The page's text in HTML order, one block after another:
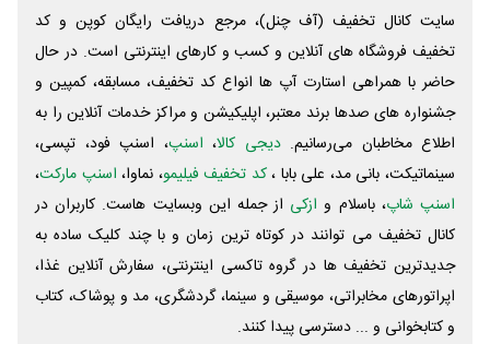
سایت کانال تخفیف (آف چنل)، مرجع دریافت رایگان کوپن و کد
تخفیف فروشگاه های آنلاین و کسب و‌ کارهای اینترنتی است. در حال
حاضر با همراهی استارت آپ ها انواع کد تخفیف، مسابقه، کمپین و
جشنواره های صدها برند معتبر، اپلیکیشن و مراکز خدمات آنلاین را به
اطلاع مخاطبان می‌رسانیم. دیجی کالا، اسنپ، اسنپ فود، تپسی،
سینماتیکت، بانی مد، علی‌ بابا ،کد تخفیف فیلیمو، نماوا، اسنپ مارکت،
اسنپ شاپ، باسلام و ازکی از جمله این وبسایت ‌هاست. کاربران در
کانال تخفیف می توانند در کوتاه ترین زمان و با چند کلیک ساده به
جدیدترین تخفیف ها در گروه تاکسی اینترنتی، سفارش آنلاین غذا،
اپراتورهای مخابراتی، موسیقی و سینما، گردشگری، مد و پوشاک، کتاب
و کتابخوانی و ... دسترسی پیدا کنند.